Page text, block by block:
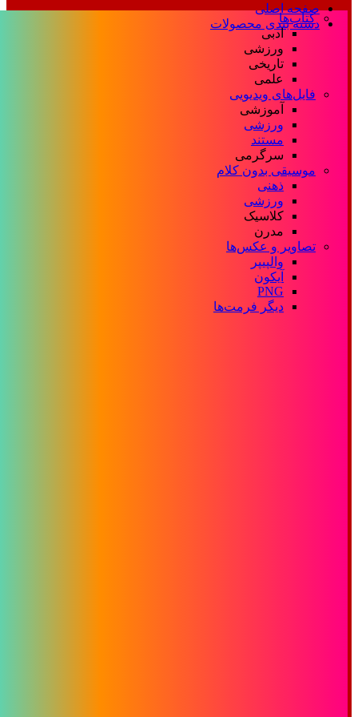
صفحه اصلی
دسته بندی محصولات
کتاب‌ها
ادبی
ورزشی
تاریخی
علمی
فایل‌های ویدیویی
آموزشی
ورزشی
مستند
سرگرمی
موسیقی بدون کلام
ذهنی
ورزشی
کلاسیک
مدرن
تصاویر و عکس‌ها
والپیپر
آیکون
PNG
دیگر فرمت‌ها